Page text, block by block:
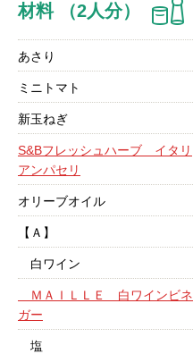
材料 （2人分）
あさり
ミニトマト
新玉ねぎ
S&Bフレッシュハーブ イタリ
アンパセリ
オリーブオイル
【Ａ】
白ワイン
ＭＡＩＬＬＥ 白ワインビネ
ガー
塩